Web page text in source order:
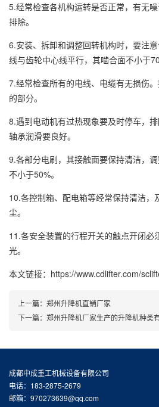
5.经常检查各机构运转是否正常，有无
排除。
6.安装、拆卸和调整回转机构时，要注
线与齿轮中心线平行，其啮合面不小于
7.经常检查所有的电线、电缆有无损伤
的部分。
8.遇到电动机有过热现象要及时停车，
轴承润滑要良好。
9.各部分电刷，其接触面要保持清洁，
不小于50%。
10.各控制箱、配电箱等经常保持清洁，
尘。
11.各安全装置的行程开关的触点开闭必
光。
本文链接：https://www.cdlifter.com/
上一篇： 郑州升降机直销厂家
下一篇： 郑州升降机厂家生产的升降机种类
成都中成重工机械设备有限公司
电话：183-2875-2679
邮箱：970273639@qq.com